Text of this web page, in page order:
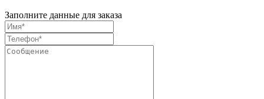
Заполните данные для заказа